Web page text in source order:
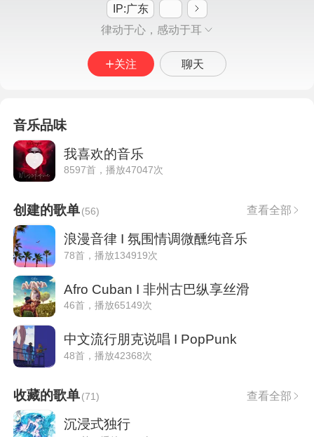
IP:广东
律动于心，感动于耳
关注 聊天
音乐品味
我喜欢的音乐
8597首，播放47047次
创建的歌单(56) 查看全部
浪漫音律 I 氛围情调微醺纯音乐
78首，播放134919次
Afro Cuban I 非州古巴纵享丝滑
46首，播放65149次
中文流行朋克说唱 I PopPunk
48首，播放42368次
收藏的歌单(71) 查看全部
沉浸式独行